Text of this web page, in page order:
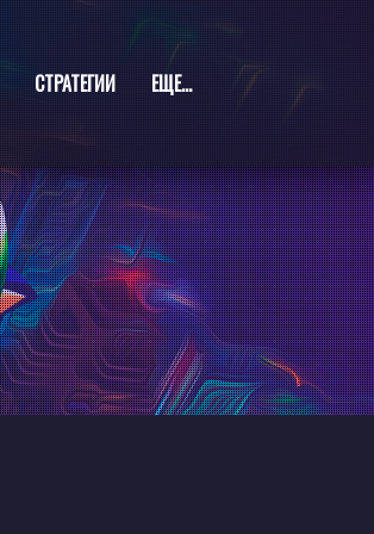
СТРАТЕГИИ ЕЩЕ...